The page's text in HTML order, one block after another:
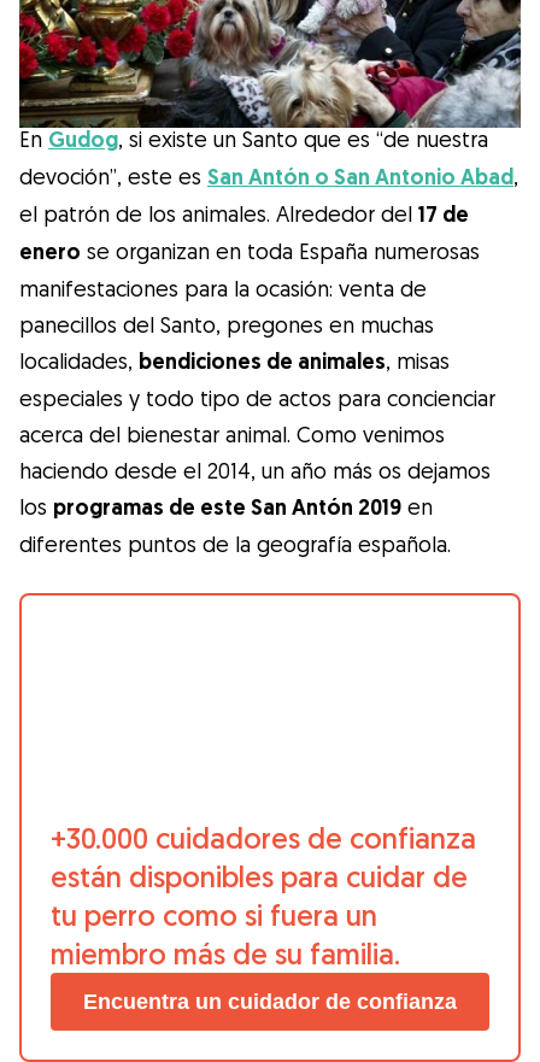
Salud
Accesorios
Educación Canina
Más contenido
Razas
Buscar cuidadores
¿Qué es Gudog?
Gudog es la forma más fácil de encontrar y
En Gudog, si existe un Santo que es “de nuestra
devoción”, este es San Antón o San Antonio Abad,
el patrón de los animales. Alrededor del 17 de
enero se organizan en toda España numerosas
manifestaciones para la ocasión: venta de
panecillos del Santo, pregones en muchas
localidades, bendiciones de animales, misas
especiales y todo tipo de actos para concienciar
acerca del bienestar animal. Como venimos
haciendo desde el 2014, un año más os dejamos
los programas de este San Antón 2019 en
diferentes puntos de la geografía española.
+30.000 cuidadores de confianza
están disponibles para cuidar de
tu perro como si fuera un
miembro más de su familia.
Encuentra un cuidador de confianza